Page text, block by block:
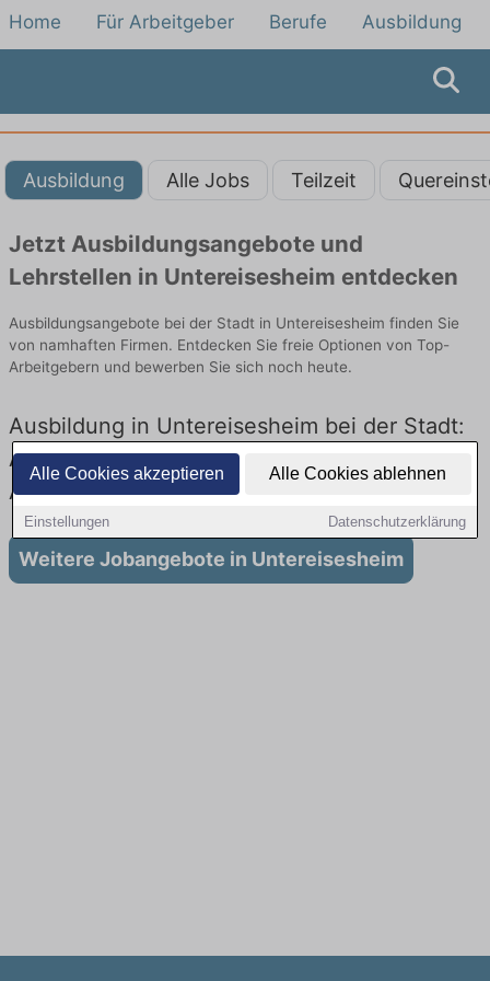
Alle Cookies akzeptieren Alle Cookies ablehnen
Einstellungen Datenschutzerklärung
Home Für Arbeitgeber Berufe Ausbildung
Ausbildung Alle Jobs Teilzeit
Jetzt Ausbildungsangebote und
Lehrstellen in Untereisesheim entdecken
Ausbildungsangebote bei der Stadt in Untereisesheim finden Sie
von namhaften Firmen. Entdecken Sie freie Optionen von Top-
Arbeitgebern und bewerben Sie sich noch heute.
Ausbildung in Untereisesheim bei der Stadt:
Aktuell gibt es keine Stellenangebote für
Ausbildung in Untereisesheim
Weitere Jobangebote in Untereisesheim